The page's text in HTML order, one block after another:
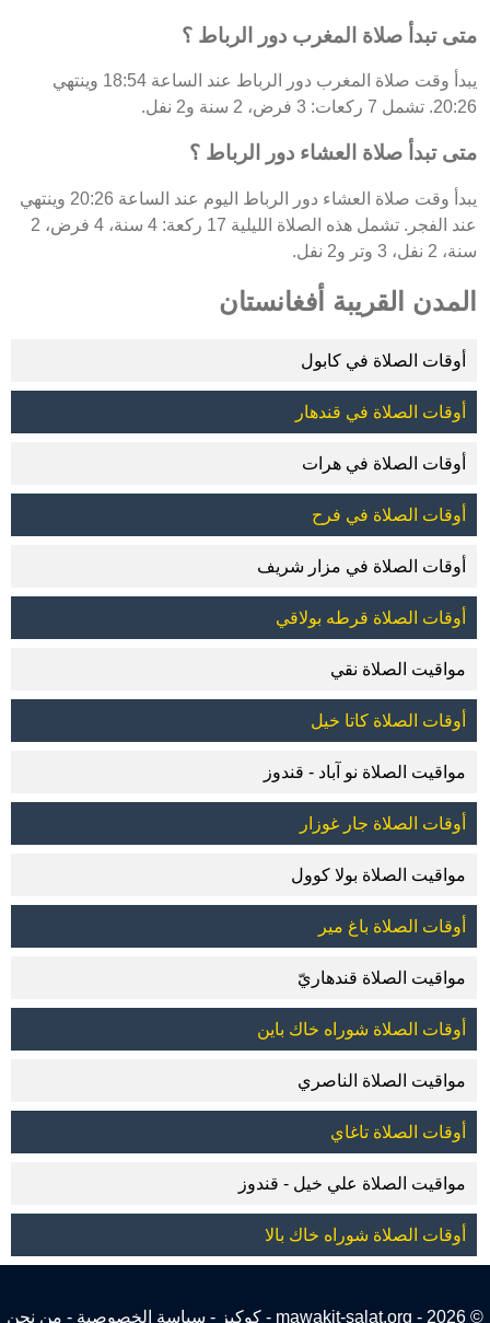
متى تبدأ صلاة المغرب دور الرباط ؟
يبدأ وقت صلاة المغرب دور الرباط عند الساعة 18:54 وينتهي
20:26. تشمل 7 ركعات: 3 فرض، 2 سنة و2 نفل.
متى تبدأ صلاة العشاء دور الرباط ؟
يبدأ وقت صلاة العشاء دور الرباط اليوم عند الساعة 20:26 وينتهي
عند الفجر. تشمل هذه الصلاة الليلية 17 ركعة: 4 سنة، 4 فرض، 2
سنة، 2 نفل، 3 وتر و2 نفل.
المدن القريبة أفغانستان
أوقات الصلاة في كابول
أوقات الصلاة في قندهار
أوقات الصلاة في هرات
أوقات الصلاة في فرح
أوقات الصلاة في مزار شريف
أوقات الصلاة قرطه بولاقي
مواقيت الصلاة نقي
أوقات الصلاة كاتا خيل
مواقيت الصلاة نو آباد - قندوز
أوقات الصلاة جار غوزار
مواقيت الصلاة بولا كوول
أوقات الصلاة باغ مير
مواقيت الصلاة قندهاريّ
أوقات الصلاة شوراه خاك باين
مواقيت الصلاة الناصري
أوقات الصلاة تاغاي
مواقيت الصلاة علي خيل - قندوز
أوقات الصلاة شوراه خاك بالا
© 2026 - mawakit-salat.org - كوكيز - سياسة الخصوصية - من نحن